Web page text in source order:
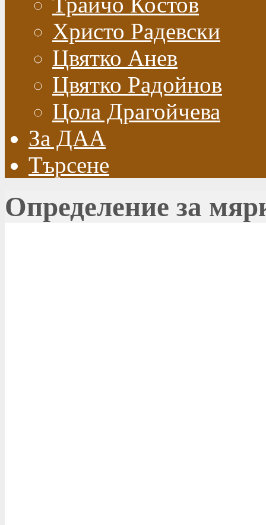
Христо Радевски
Цвятко Анев
Цвятко Радойнов
Цола Драгойчева
За ДАА
Търсене
Определение за